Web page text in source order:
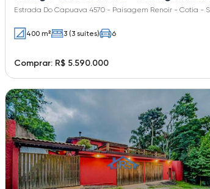
Estrada Do Capuava 4570 - Paisagem Renoir - Cotia -
400 m² 3 (3 suítes) 6
Comprar: R$ 5.590.000